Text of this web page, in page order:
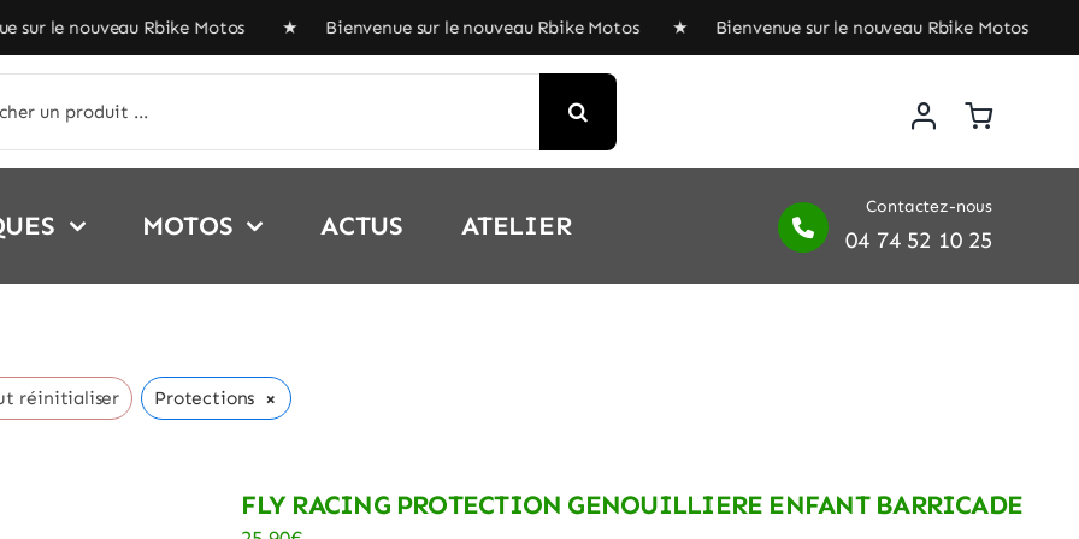
nouveau Rbike Motos ★ Bienvenue sur le nouveau Rbike Motos ★ Bienvenue sur le nouveau Rbike Motos ★
MOTOS ACTUS ATELIER
Contactez-nous
04 74 52 10 25
réinitialiser Protections ×
FLY RACING PROTECTION GENOUILLIERE ENFANT BARRICADE